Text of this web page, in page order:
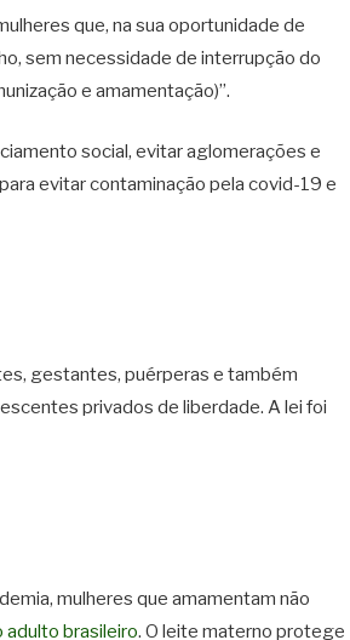
que, na sua oportunidade de
sem necessidade de interrupção do
e amamentação)”.
social, evitar aglomerações e
evitar contaminação pela covid-19 e
gestantes, puérperas e também
privados de liberdade. A lei foi
mulheres que amamentam não
adulto brasileiro. O leite materno protege